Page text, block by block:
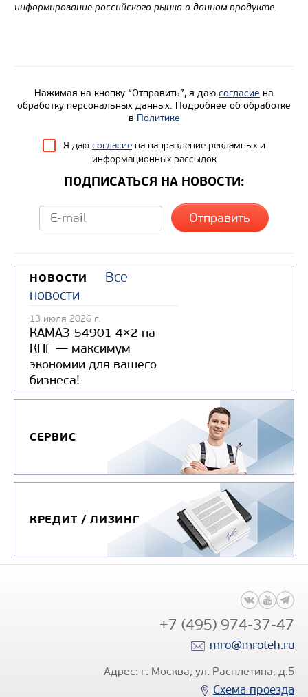
информирование российского рынка о данном продукте.
Нажимая на кнопку “Отправить”, я даю согласие на
обработку персональных данных. Подробнее об обработке
в Политике
Я даю согласие на направление рекламных и
информационных рассылок
ПОДПИСАТЬСЯ НА НОВОСТИ:
НОВОСТИ
Все
новости
13 июля 2026 г.
КАМАЗ-54901 4×2 на
КПГ — максимум
экономии для вашего
бизнеса!
СЕРВИС
КРЕДИТ / ЛИЗИНГ
+7 (495) 974-37-47
mro@mroteh.ru
Адрес: г. Москва, ул. Расплетина, д.5
Схема проезда